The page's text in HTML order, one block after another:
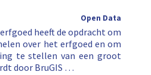
Open Data
heeft de opdracht om
over het erfgoed en om
te stellen van een groot
door BruGIS …